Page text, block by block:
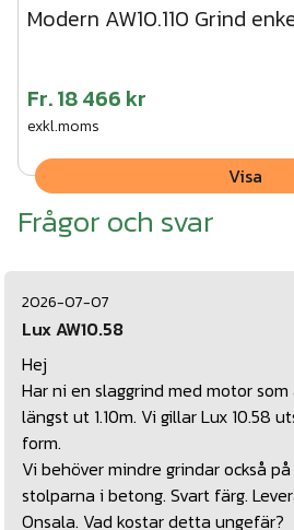
Modern AW10.110 Grind
Fr.18 466 kr
exkl.moms
Visa
Frågor och svar
2026-07-07
Lux AW10.58
Hej
Har ni en slaggrind med motor
längst ut 1.10m. Vi gillar Lux 10.58
form.
Vi behöver mindre grindar också
stolparna i betong. Svart färg.
Onsala. Vad kostar detta ungefär?